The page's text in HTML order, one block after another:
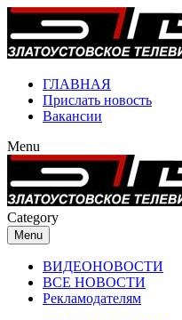
ГЛАВНАЯ
Прислать новость
Вакансии
Menu
Category
Menu
ВИДЕОНОВОСТИ
ВСЕ НОВОСТИ
Рекламодателям